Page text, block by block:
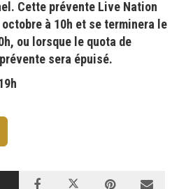
Cette prévente Live Nation
à 10h et se terminera le
ou lorsque le quota de
sera épuisé.